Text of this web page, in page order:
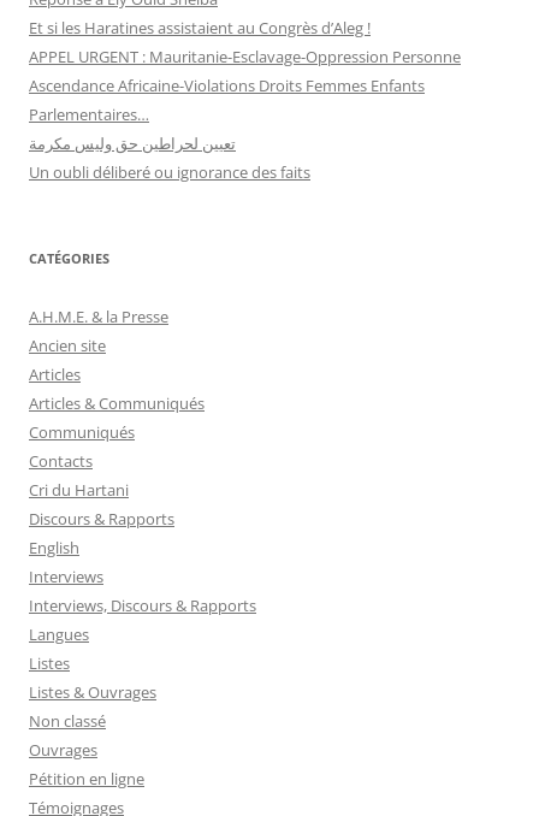
Et si les Haratines assistaient au Congrès d’Aleg !
APPEL URGENT : Mauritanie-Esclavage-Oppression Personne
Ascendance Africaine-Violations Droits Femmes Enfants
Parlementaires…
تعيين لحراطين حق وليس مكرمة
Un oubli déliberé ou ignorance des faits
CATÉGORIES
A.H.M.E. & la Presse
Ancien site
Articles
Articles & Communiqués
Communiqués
Contacts
Cri du Hartani
Discours & Rapports
English
Interviews
Interviews, Discours & Rapports
Langues
Listes
Listes & Ouvrages
Non classé
Ouvrages
Pétition en ligne
Témoignages